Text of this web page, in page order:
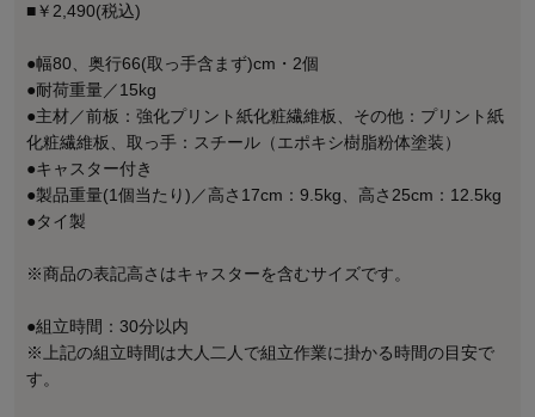
■￥2,490(税込)
●幅80、奥行66(取っ手含まず)cm・2個
●耐荷重量／15kg
●主材／前板：強化プリント紙化粧繊維板、その他：プリント紙
化粧繊維板、取っ手：スチール（エポキシ樹脂粉体塗装）
●キャスター付き
●製品重量(1個当たり)／高さ17cm：9.5kg、高さ25cm：12.5kg
●タイ製
※商品の表記高さはキャスターを含むサイズです。
●組立時間：30分以内
※上記の組立時間は大人二人で組立作業に掛かる時間の目安で
す。